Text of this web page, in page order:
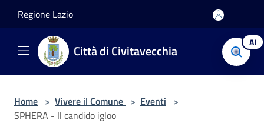
Regione Lazio
Città di Civitavecchia AI
Home > Vivere il Comune > Eventi >
SPHERA - Il candido igloo